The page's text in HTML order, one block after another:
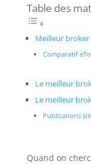
Table des
Meilleur
Comparatif
Le meilleur
Le meilleur
Publications
Quand on